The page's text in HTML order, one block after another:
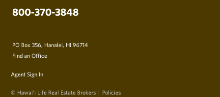
800-370-3848
PO Box 356, Hanalei, HI 96714
Find an Office
Agent Sign In
© Hawai‘i Life Real Estate Brokers Policies